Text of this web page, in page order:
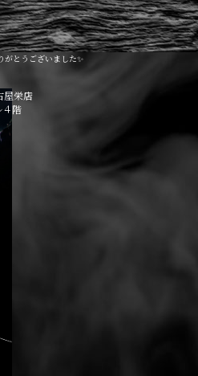
がとうございました✨
屋栄店
階